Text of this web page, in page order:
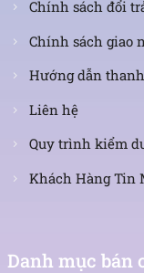
Chính sách đổi
Chính sách giao
Hướng dẫn
Liên hệ
Quy trình kiểm
Khách Hàng Tin
Danh mục bán